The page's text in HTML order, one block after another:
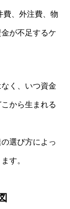
費、外注費、物
が不足するケ
く、いつ資金
から生まれる
選び方によっ
す。